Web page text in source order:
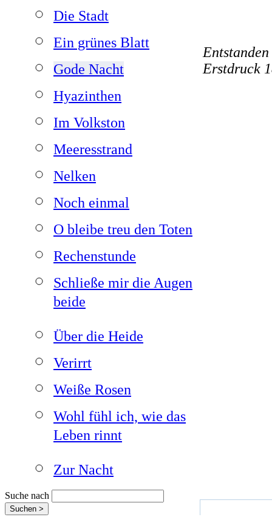
Die Stadt
Ein grünes Blatt
Gode Nacht
Hyazinthen
Im Volkston
Meeresstrand
Nelken
Noch einmal
O bleibe treu den Toten
Rechenstunde
Schließe mir die Augen
beide
Über die Heide
Verirrt
Weiße Rosen
Wohl fühl ich, wie das
Leben rinnt
Zur Nacht
Suche nach
Erstdruck